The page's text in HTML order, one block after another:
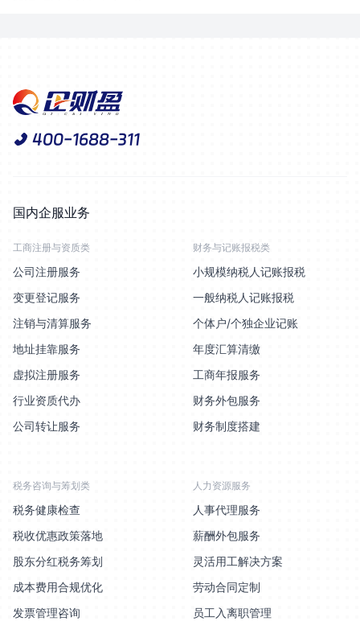
400-1688-311
国内企服业务
工商注册与资质类
公司注册服务
变更登记服务
注销与清算服务
地址挂靠服务
虚拟注册服务
行业资质代办
公司转让服务
财务与记账报税类
小规模纳税人记账报税
一般纳税人记账报税
个体户/个独企业记账
年度汇算清缴
工商年报服务
财务外包服务
财务制度搭建
税务咨询与筹划类
税务健康检查
税收优惠政策落地
股东分红税务筹划
成本费用合规优化
发票管理咨询
人力资源服务
人事代理服务
薪酬外包服务
灵活用工解决方案
劳动合同定制
员工入离职管理